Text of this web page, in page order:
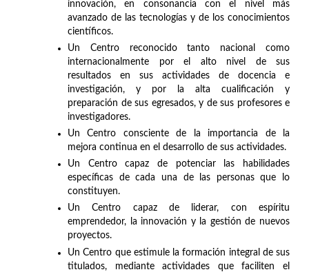
innovación, en consonancia con el nivel más
avanzado de las tecnologías y de los conocimientos
científicos.
Un Centro reconocido tanto nacional como
internacionalmente por el alto nivel de sus
resultados en sus actividades de docencia e
investigación, y por la alta cualificación y
preparación de sus egresados, y de sus profesores e
investigadores.
Un Centro consciente de la importancia de la
mejora continua en el desarrollo de sus actividades.
Un Centro capaz de potenciar las habilidades
específicas de cada una de las personas que lo
constituyen.
Un Centro capaz de liderar, con espíritu
emprendedor, la innovación y la gestión de nuevos
proyectos.
Un Centro que estimule la formación integral de sus
titulados, mediante actividades que faciliten el